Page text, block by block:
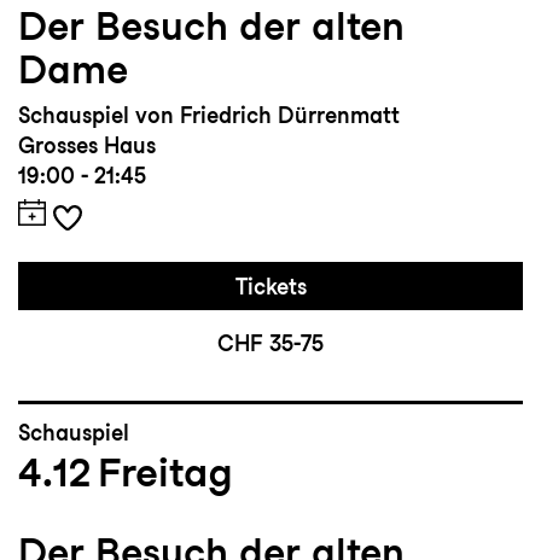
Der Besuch der alten
Dame
Schauspiel von Friedrich Dürrenmatt
Grosses Haus
19:00 - 21:45
Tickets
CHF 35-75
Schauspiel
4.12 Freitag